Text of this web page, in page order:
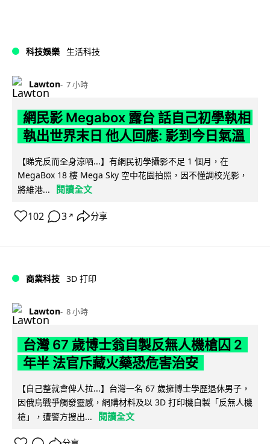
科技娛樂 生活科技
Lawton 7 小時
網民影 Megabox 露台 話自己初學執相
執出世界末日 他人回應: 影到今日氣溫
【睇完反而全身涼哂...】有網民初學攝影不足 1 個月，在
MegaBox 18 樓 Mega Sky 空中花園拍照，因不懂調校光影，
將維港...
閱讀全文
102 3 ↗ 分享
商業科技 3D 打印
Lawton 8 小時
台灣 67 歲博士翁自製反無人機槍囚 2
年半 法官斥藏火藥恐危害治安
【自己整就會俾人拉...】台灣一名 67 歲擁博士學歷退休男子，
因俄烏戰爭觸發靈感，網購材料及以 3D 打印機自製「反無人機
槍」，遭警方搜出...
閱讀全文